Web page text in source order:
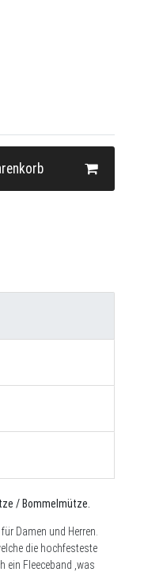
/ Bommelmütze.
Damen und Herren.
die hochfesteste
ein Fleeceband ,was